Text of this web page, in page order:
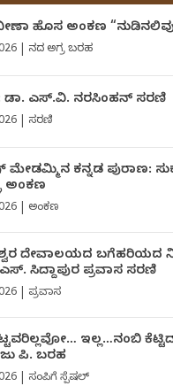
ಹೊಸ ಅಂಕಣ
ದಿನದ ಅಗ್ರ ಬರಹ
ಡಾ. ಎಸ್.ವಿ. ನರಸಿಂಹನ್‌‌ ಸರಣಿ
ಸರಣಿ
ಮೇಡಮ್ಮಿನ ಕನ್ನಡ ಪುರಾಣ:
ಅಂಕಣ
ಅಂಕಣ
ದೇವಾಲಯದ ಬಗೆಹರಿಯದ
ಸಿದ್ದಾಪುರ ಪ್ರವಾಸ ಸರಣಿ
ಪ್ರವಾಸ
ಇಲ್ಲ…ನಂಬಿ
ಪಿ. ಬರಹ
ಸಂಪಿಗೆ ಸ್ಪೆಷಲ್